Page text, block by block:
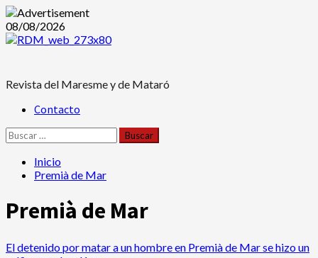
Saltar
al
08/08/2026
Revista del Maresme y de Mataró
Menú Contacto
Buscar:
Inicio
Premià de Mar
Premià de Mar
El detenido por matar a un hombre en Premià de Mar se hizo un